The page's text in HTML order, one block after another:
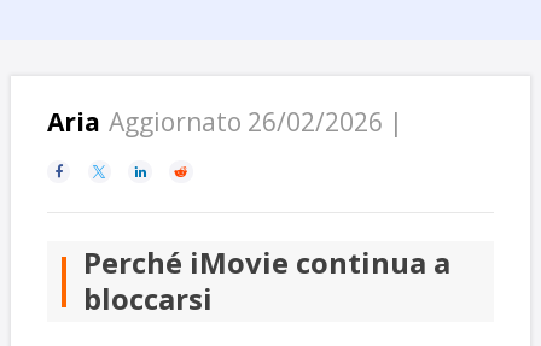
Aria Aggiornato 26/02/2026 |
   
Perché iMovie continua a
bloccarsi